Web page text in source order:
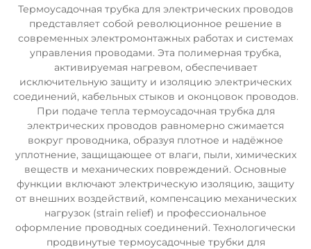
Термоусадочная трубка для электрических проводов
представляет собой революционное решение в
современных электромонтажных работах и системах
управления проводами. Эта полимерная трубка,
активируемая нагревом, обеспечивает
исключительную защиту и изоляцию электрических
соединений, кабельных стыков и оконцовок проводов.
При подаче тепла термоусадочная трубка для
электрических проводов равномерно сжимается
вокруг проводника, образуя плотное и надёжное
уплотнение, защищающее от влаги, пыли, химических
веществ и механических повреждений. Основные
функции включают электрическую изоляцию, защиту
от внешних воздействий, компенсацию механических
нагрузок (strain relief) и профессиональное
оформление проводных соединений. Технологически
продвинутые термоусадочные трубки для